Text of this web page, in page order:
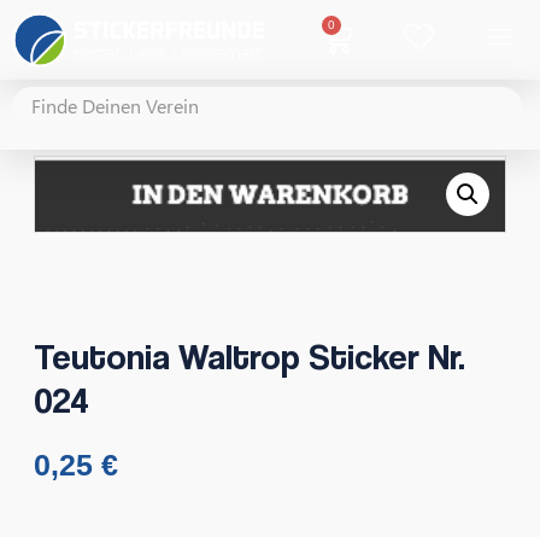
0
Teutonia Waltrop Sticker Nr.
024
0,25 €